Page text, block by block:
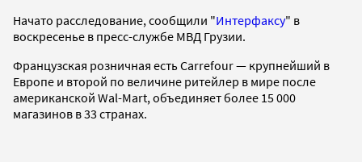
Начато расследование, сообщили "Интерфаксу" в
воскресенье в пресс-службе МВД Грузии.
Французская розничная есть Carrefour — крупнейший в
Европе и второй по величине ритейлер в мире после
американской Wal-Mart, объединяет более 15 000
магазинов в 33 странах.